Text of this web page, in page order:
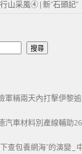
山采風④ | 新“石頭記”
搜尋
軍稱兩天內打擊伊黎
汽車材料別產線輔助
查包養網海”的演變_